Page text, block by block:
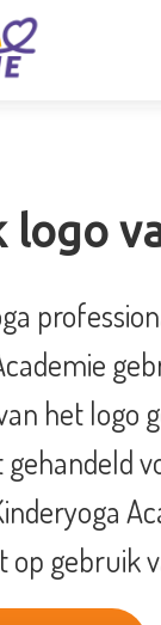
logo
het logo
op gebruik